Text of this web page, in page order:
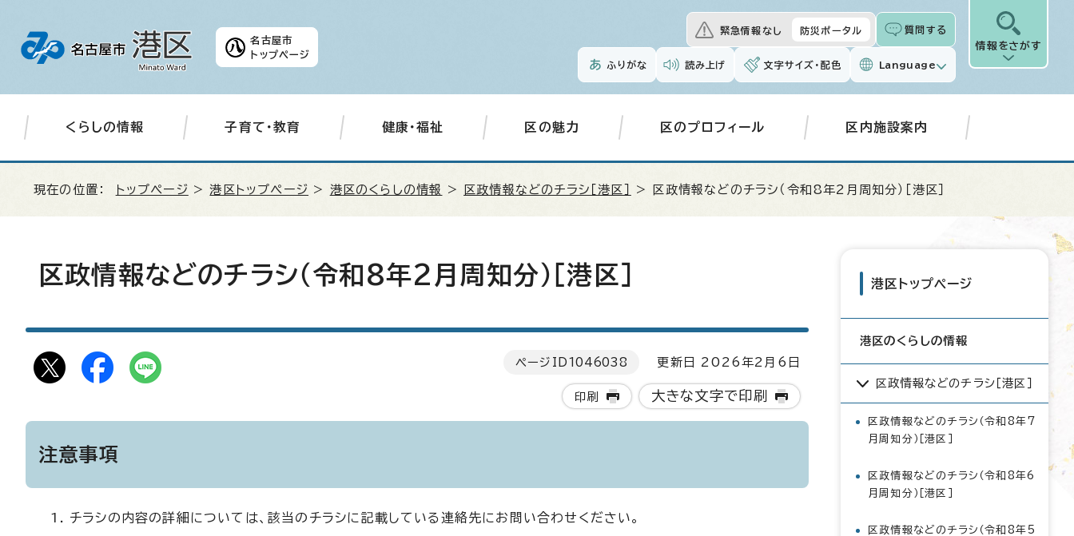
名古屋市
トップページ
緊急情報なし 防災ポータル 質問する
ふりがな 読み上げ 文字サイズ・配色 Language
情報をさがす
くらしの情報 子育て・教育 健康・福祉 区の魅力 区のプロフィール 区内施設案内
現在の位置： トップページ >港区トップページ > 港区のくらしの情報 > 区政情報などのチラシ［港区］ > 区政情報などのチラシ（令和8年2月周知分）［港区］
区政情報などのチラシ（令和8年2月周知分）［港区］
ページID 1046038 更新日 2026年2月6日
印刷 大きな文字で印刷
注意事項
チラシの内容の詳細については、該当のチラシに記載している連絡先にお問い合わせください。
港区トップページ
港区のくらしの情報
区政情報などのチラシ［港区］
区政情報などのチラシ（令和8年7
月周知分）［港区］
区政情報などのチラシ（令和8年6
月周知分）［港区］
区政情報などのチラシ（令和8年5